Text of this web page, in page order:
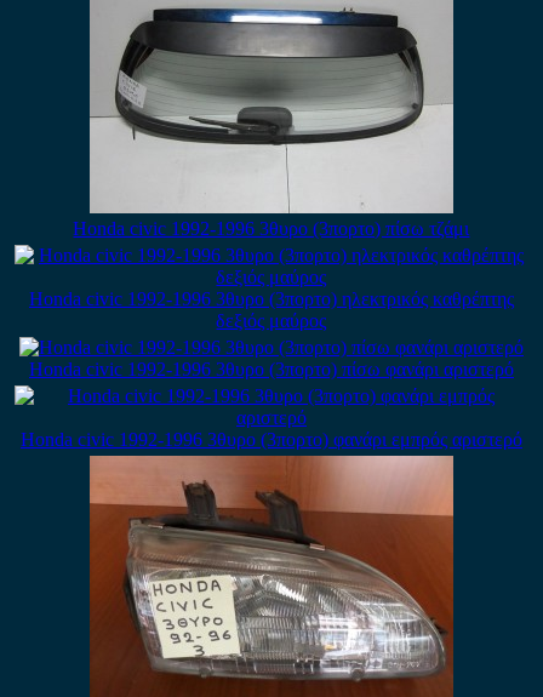
Honda civic 1992-1996 3θυρο (3πορτο) πίσω τζάμι
Honda civic 1992-1996 3θυρο (3πορτο) ηλεκτρικός καθρέπτης
δεξιός μαύρος
Honda civic 1992-1996 3θυρο (3πορτο) πίσω φανάρι αριστερό
Honda civic 1992-1996 3θυρο (3πορτο) φανάρι εμπρός αριστερό